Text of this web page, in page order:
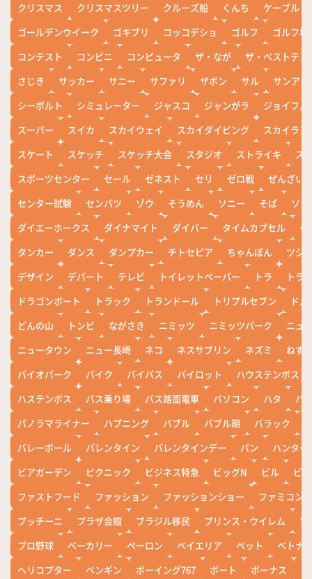
クリスマス
クリスマスツリー クルーズ船 くんち
ケーブル
ゴールデンウイーク
ゴキブリ コッコデショ ゴルフ
ゴルフ場
コンテスト
コンビニ コンピュータ ザ・なが
ザ・ベストテン
さじき
サッカー サニー サファリ ザボン サル
サンアイ
シーボルト
シミュレーター ジャスコ ジャンがラ
ジョイフル
スーパー
スイカ スカイウェイ スカイダイビング
スカイラン
スケート
スケッチ スケッチ大会 スタジオ ストライキ
ス
スポーツセンター
セール ゼネスト セリ ゼロ戦
ぜんざい
センター試験
センバツ ゾウ そうめん ソニー そば
ソ
ダイエーホークス
ダイナマイト ダイバー タイムカプセル
タ
タンカー
ダンス ダンプカー チトセピア ちゃんぽん
ツシ
デザイン
デパート テレビ トイレットペーパー トラ
トラ
ドラゴンボート
トラック トランドール トリプルセブン
ド
どんの山
トンビ ながさき ニミッツ ニミッツパーク
ニュ
ニュータウン
ニュー長崎 ネコ ネスサブリン ネズミ
ねず
バイオパーク
バイク バイパス パイロット
ハウステンボス
ハステンボス
バス乗り場 バス路面電車 パソコン ハタ
ハ
パノラマライナー
ハプニング バブル バブル期 バラック
バレーボール
バレンタイン バレンタインデー パン
ハンター
ビアガーデン
ピクニック ビジネス特急 ビッグN ビル
ビワ
ファストフード
ファッション ファッションショー
ファミコン
プッチーニ
プラザ会館 ブラジル移民 プリンス・ウイレム
ブ
プロ野球
ベーカリー ペーロン ベイエリア ペット
ベトナ
ヘリコプター
ペンギン ボーイング767 ボート ボーナス